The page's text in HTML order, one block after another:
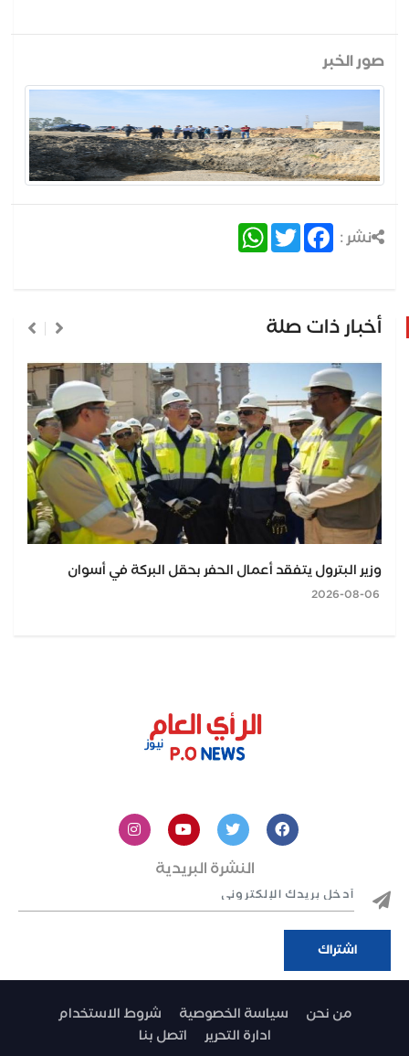
صور الخبر
نشر : Facebook
Twitter
WhatsApp
أخبار ذات صلة
وزير البترول يتفقد أعمال الحفر بحقل البركة في أسوان
النشرة البريدية
من نحن سياسة الخصوصية
شروط الاستخدام
ادارة التحرير
اتصل بنا